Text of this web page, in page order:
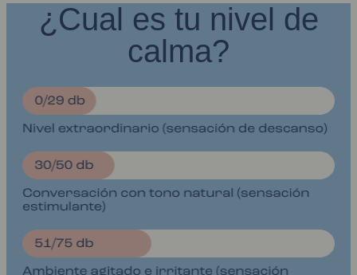
¿Cual es tu nivel de
calma?